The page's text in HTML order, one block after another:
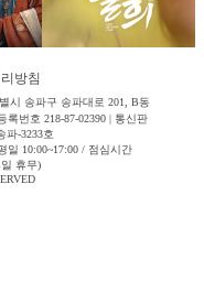
방침
시 송파구 송파대로 201, B동
번호 218-87-02390 | 통신판
파-3233호
일 10:00~17:00 / 점심시간
휴무)